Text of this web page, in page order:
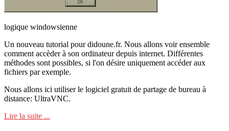
logique windowsienne
Un nouveau tutorial pour didoune.fr. Nous allons voir ensemble
comment accèder à son ordinateur depuis internet. Différentes
méthodes sont possibles, si l'on désire uniquement accéder aux
fichiers par exemple.
Nous allons ici utiliser le logiciel gratuit de partage de bureau à
distance: UltraVNC.
Lire la suite ...